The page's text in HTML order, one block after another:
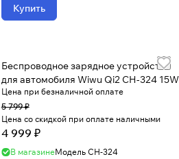
Купить
Беспроводное зарядное устройство
для автомобиля Wiwu Qi2 CH-324 15W
Цена при безналичной оплате
5 799 ₽
Цена со скидкой при оплате наличными
4 999 ₽
В магазинеМодель CH-324